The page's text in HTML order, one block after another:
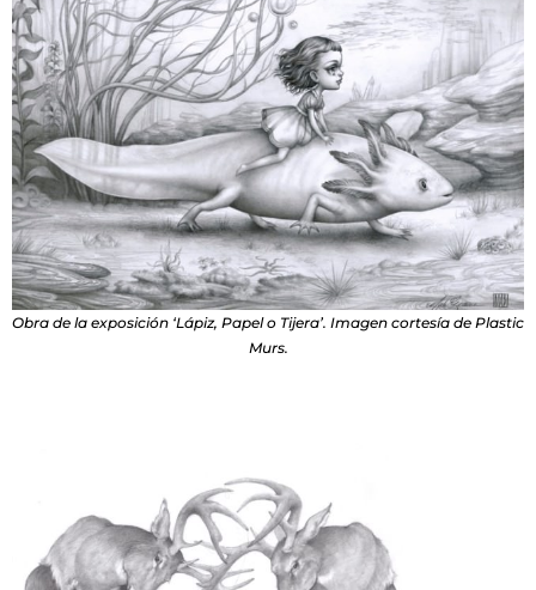
Obra de la exposición ‘Lápiz, Papel o Tijera’. Imagen cortesía de Plastic
Murs.